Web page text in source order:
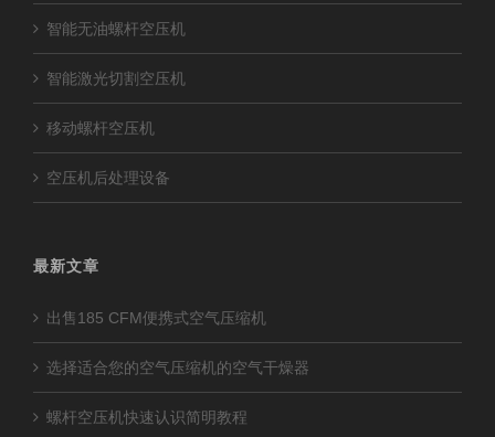
智能无油螺杆空压机
智能激光切割空压机
移动螺杆空压机
空压机后处理设备
最新文章
出售185 CFM便携式空气压缩机
选择适合您的空气压缩机的空气干燥器
螺杆空压机快速认识简明教程